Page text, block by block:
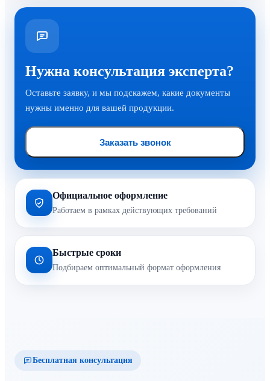
Нужна консультация эксперта?
Оставьте заявку, и мы подскажем, какие документы
нужны именно для вашей продукции.
Заказать звонок
Официальное оформление
Работаем в рамках действующих требований
Быстрые сроки
Подбираем оптимальный формат оформления
Бесплатная консультация